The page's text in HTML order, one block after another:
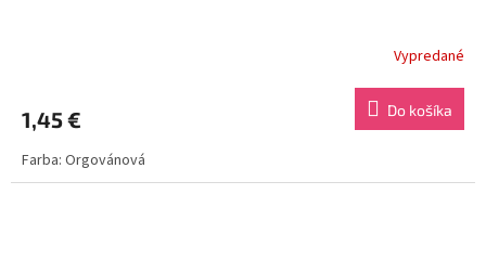
Vypredané
1,45 € Do košíka
Farba: Orgovánová